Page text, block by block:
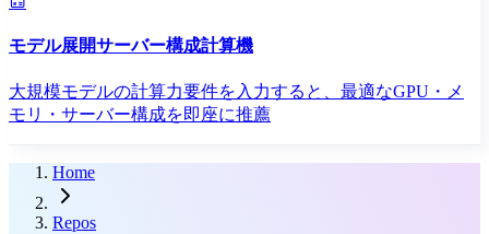
モデル展開サーバー構成計算機
大規模モデルの計算力要件を入力すると、最適なGPU・メ
モリ・サーバー構成を即座に推薦
Home
Repos